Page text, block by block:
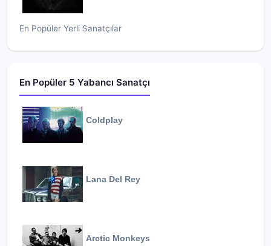
En Popüler Yerli Sanatçılar
En Popüler 5 Yabancı Sanatçı
Coldplay
Lana Del Rey
Arctic Monkeys